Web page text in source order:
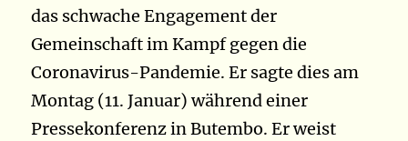
das schwache Engagement der
Gemeinschaft im Kampf gegen die
Coronavirus-Pandemie. Er sagte dies am
Montag (11. Januar) während einer
Pressekonferenz in Butembo. Er weist